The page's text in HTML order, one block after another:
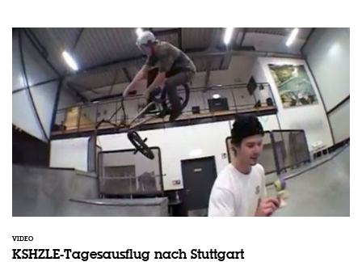
VIDEO
KSHZLE-Tagesausflug nach Stuttgart